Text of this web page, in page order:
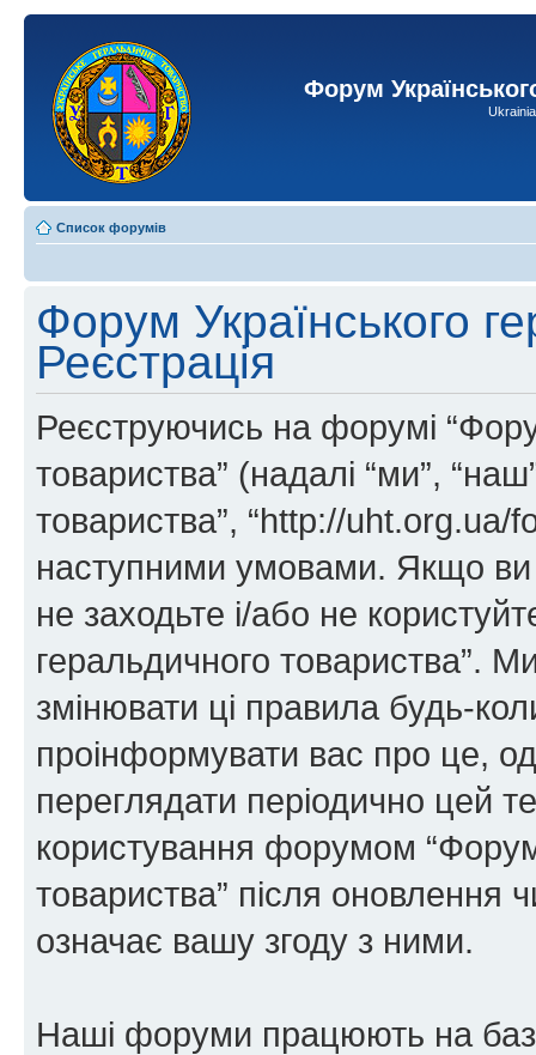
Форум
Список форумів
Форум Українського
Реєстрація
Реєструючись на форумі
товариства” (надалі “ми”,
товариства”, “http://uht.org.ua/
наступними умовами. Якщо ви
не заходьте і/або не
геральдичного товариства”.
змінювати ці правила будь-
проінформувати вас про це,
переглядати періодично цей
користування форумом
товариства” після оновлення
означає вашу згоду з ними.
Наші форуми працюють на